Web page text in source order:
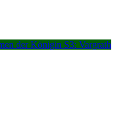
der Königin S3: Vargrath